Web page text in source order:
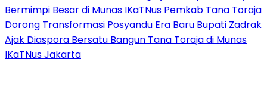
Bermimpi Besar di Munas IKaTNus Pemkab Tana Toraja
Dorong Transformasi Posyandu Era Baru Bupati Zadrak
Ajak Diaspora Bersatu Bangun Tana Toraja di Munas
IKaTNus Jakarta